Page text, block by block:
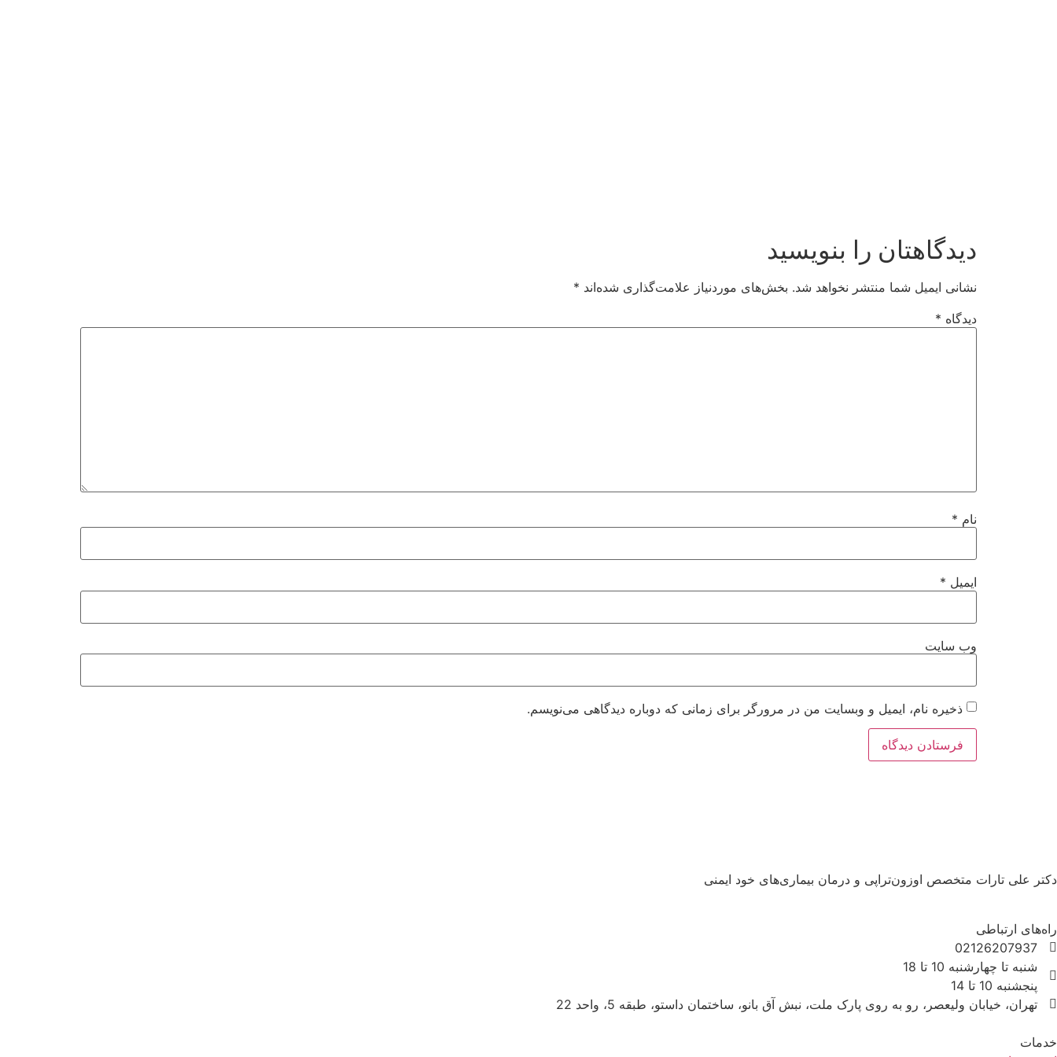
دیدگاهتان را بنویسید
نشانی ایمیل شما منتشر نخواهد شد. بخش‌های موردنیاز علامت‌گذاری شده‌اند *
دیدگاه *
نام *
ایمیل *
وب‌ سایت
ذخیره نام، ایمیل و وبسایت من در مرورگر برای زمانی که دوباره دیدگاهی می‌نویسم.
دکتر علی تارات متخصص اوزون‌تراپی و درمان بیماری‌های خود ایمنی
راه‌های ارتباطی
02126207937
شنبه تا چهارشنبه 10 تا 18
پنجشنبه 10 تا 14
تهران، خیابان ولیعصر، رو به روی پارک ملت، نبش آق بانو، ساختمان داستو، طبقه 5، واحد 22
خدمات